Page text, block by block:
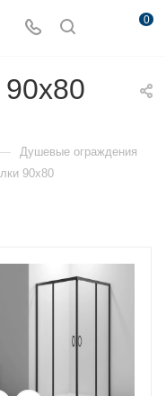
0
Душевые ограждения
90x80